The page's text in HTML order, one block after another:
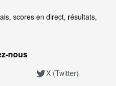
scores en direct, résultats,
X (Twitter)